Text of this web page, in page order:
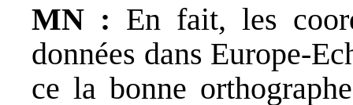
MN : En fait, les
données dans Europe-
ce la bonne